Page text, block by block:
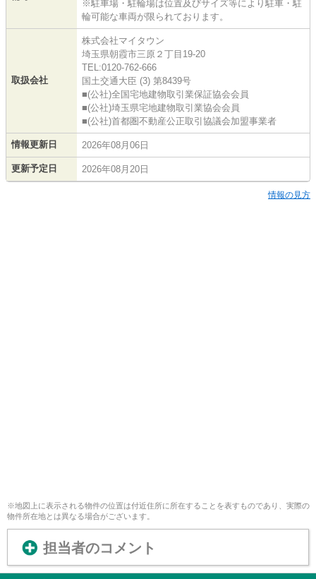
※駐車場・駐輪場は位置及びサイズ等により駐車・駐
輪可能な車両が限られております。
取扱会社
株式会社マイタウン
埼玉県朝霞市三原２丁目19-20
TEL:0120-762-666
国土交通大臣 (3) 第8439号
■(公社)全国宅地建物取引業保証協会会員
■(公社)埼玉県宅地建物取引業協会会員
■(公社)首都圏不動産公正取引協議会加盟事業者
情報更新日 2026年08月06日
更新予定日 2026年08月20日
情報の見方
※地図上に表示される物件の位置は付近住所に所在することを表すものであり、実際の
物件所在地とは異なる場合がございます。
担当者のコメント